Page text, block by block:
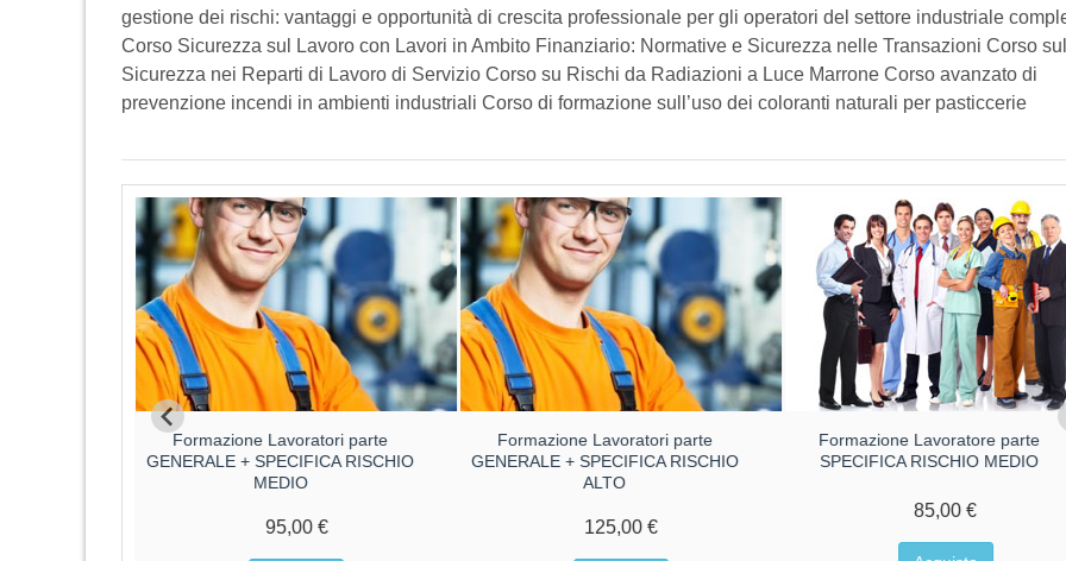
gestione dei rischi: vantaggi e opportunità di crescita professionale per gli operatori del settore industriale
Corso Sicurezza sul Lavoro con Lavori in Ambito Finanziario: Normative e Sicurezza nelle Transazioni Corso
Sicurezza nei Reparti di Lavoro di Servizio Corso su Rischi da Radiazioni a Luce Marrone Corso avanzato di
prevenzione incendi in ambienti industriali Corso di formazione sull’uso dei coloranti naturali per pasticcerie
Formazione Lavoratori parte
GENERALE + SPECIFICA RISCHIO
MEDIO
95,00 €
Formazione Lavoratori parte
GENERALE + SPECIFICA RISCHIO
ALTO
125,00 €
Formazione Lavoratore parte
SPECIFICA RISCHIO MEDIO
85,00 €